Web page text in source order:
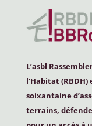
L’asbl
l’Habitat (RBDH)
soixantaine
terrains,